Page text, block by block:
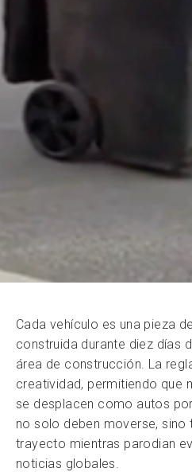
Cada vehículo es una pieza
construida durante diez días
área de construcción. La
creatividad, permitiendo que
se desplacen como autos
no solo deben moverse, sino
trayecto mientras parodian
noticias globales.